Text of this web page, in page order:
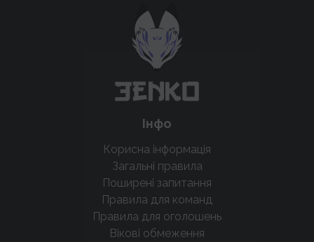
крутих нововведень
Підтримати проєкт
Інфо
Корисна інформація
Загальні правила
Поширені запитання
Правила для команд
Правила для оголошень
Вікові обмеження